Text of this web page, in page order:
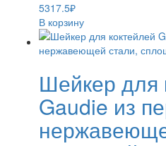
5317.5₽
В корзину
Шейкер для
Gaudie из